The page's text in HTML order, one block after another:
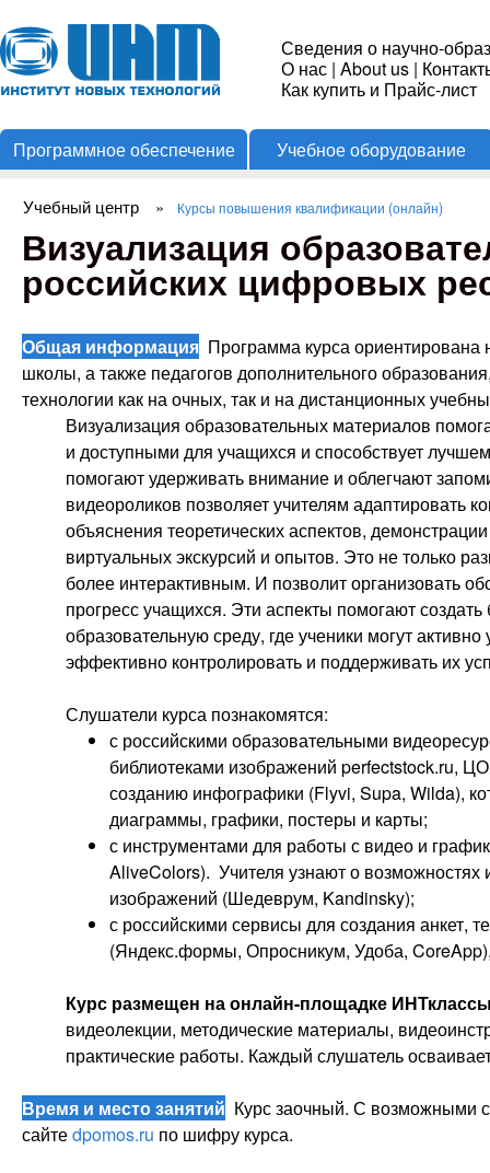
Институт
Новых
Технологий
Сведения о научно-
О нас | About us |
Как купить и Прайс-лист
Программное обеспечение Учебное оборудование
Вы здесь
Учебный центр » Курсы повышения квалификации (онлайн)
Визуализация
российских цифровых
Общая информация Программа курса ориентирована
школы, а также педагогов дополнительного
технологии как на очных, так и на дистанционных
Визуализация образовательных материалов
и доступными для учащихся и способствует
помогают удерживать внимание и облегчают
видеороликов позволяет учителям адаптировать
объяснения теоретических аспектов,
виртуальных экскурсий и опытов. Это не только
более интерактивным. И позволит организовать
прогресс учащихся. Эти аспекты помогают
образовательную среду, где ученики могут
эффективно контролировать и поддерживать их
Слушатели курса познакомятся:
с российскими образовательными
библиотеками изображений perfectstock.ru,
созданию инфографики (Flyvi, Supa, Wilda),
диаграммы, графики, постеры и карты;
с инструментами для работы с видео и
AliveColors). Учителя узнают о возможностях
изображений (Шедеврум, Kandinsky);
с российскими сервисы для создания анкет,
(Яндекс.формы, Опросникум, Удоба,
Курс размещен на онлайн-площадке
видеолекции, методические материалы,
практические работы. Каждый слушатель
Время и место занятий Курс заочный. С возможными
сайтеdpomos.ru по шифру курса.